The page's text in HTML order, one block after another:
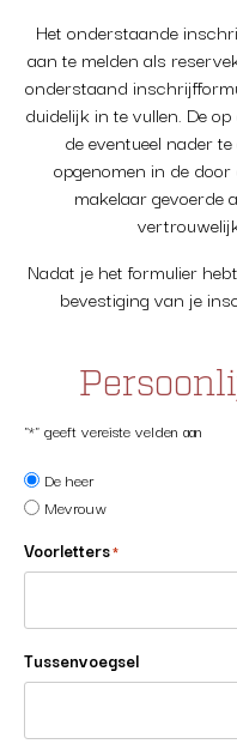
Het onderstaande
aan te melden als
onderstaand
duidelijk in te vullen. De
de eventueel nader
opgenomen in de
makelaar gevoerde
Nadat je het formulier
bevestiging van je
"*" geeft vereiste velden aan
Geslacht
De heer
Mevrouw
Voorletters*
Tussenvoegsel